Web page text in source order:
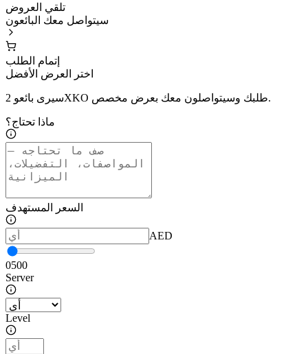
تلقي العروض
سيتواصل معك البائعون
إتمام الطلب
اختر العرض الأفضل
سيرى بائعو 2XKO طلبك وسيتواصلون معك بعرض مخصص.
ماذا تحتاج؟
السعر المستهدف
AED
0500
Server
Level